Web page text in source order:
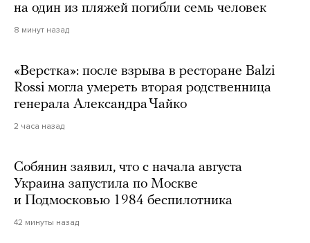
на один из пляжей погибли семь человек
8 минут назад
«Верстка»: после взрыва в ресторане Balzi
Rossi могла умереть вторая родственница
генерала Александра Чайко
2 часа назад
Собянин заявил, что с начала августа
Украина запустила по Москве
и Подмосковью 1984 беспилотника
42 минуты назад